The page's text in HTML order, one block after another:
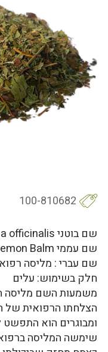
100-810682
שם בוטני Melissa officinalis
שם עממי Lemon Balm
שם עברי : מליסה
חלק בשימוש: עלים
משמעות השם מליסה
הצלחתו הרפואית של
ומבוגרים הוא התפשט
שימשה המליסה